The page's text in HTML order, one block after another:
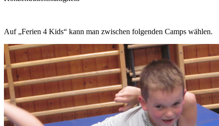
Auf „Ferien 4 Kids“ kann man zwischen folgenden Camps wählen.